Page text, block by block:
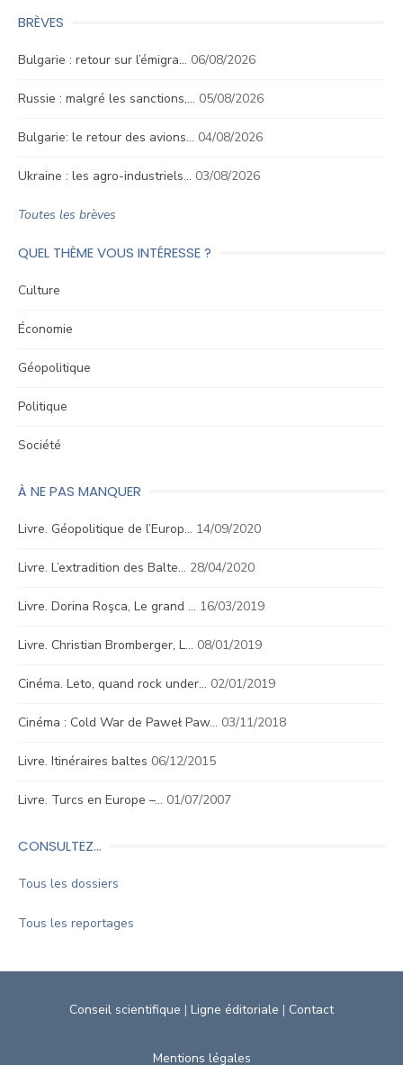
BRÈVES
Bulgarie : retour sur l’émigra… 06/08/2026
Russie : malgré les sanctions,… 05/08/2026
Bulgarie: le retour des avions… 04/08/2026
Ukraine : les agro-industriels… 03/08/2026
Toutes les brèves
QUEL THÈME VOUS INTÉRESSE ?
Culture
Économie
Géopolitique
Politique
Société
À NE PAS MANQUER
Livre. Géopolitique de l’Europ… 14/09/2020
Livre. L’extradition des Balte… 28/04/2020
Livre. Dorina Roşca, Le grand … 16/03/2019
Livre. Christian Bromberger, L… 08/01/2019
Cinéma. Leto, quand rock under… 02/01/2019
Cinéma : Cold War de Paweł Paw… 03/11/2018
Livre. Itinéraires baltes 06/12/2015
Livre. Turcs en Europe –… 01/07/2007
CONSULTEZ…
Tous les dossiers
Tous les reportages
Conseil scientifique | Ligne éditoriale | Contact
Mentions légales